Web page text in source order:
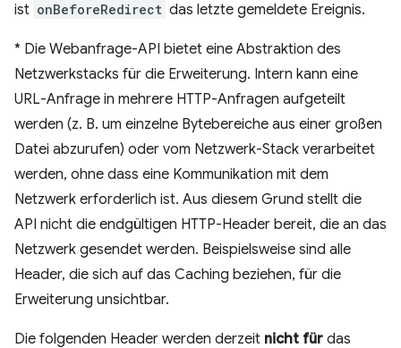
ist onBeforeRedirect das letzte gemeldete Ereignis.
* Die Webanfrage-API bietet eine Abstraktion des
Netzwerkstacks für die Erweiterung. Intern kann eine
URL-Anfrage in mehrere HTTP-Anfragen aufgeteilt
werden (z. B. um einzelne Bytebereiche aus einer großen
Datei abzurufen) oder vom Netzwerk-Stack verarbeitet
werden, ohne dass eine Kommunikation mit dem
Netzwerk erforderlich ist. Aus diesem Grund stellt die
API nicht die endgültigen HTTP-Header bereit, die an das
Netzwerk gesendet werden. Beispielsweise sind alle
Header, die sich auf das Caching beziehen, für die
Erweiterung unsichtbar.
Die folgenden Header werden derzeit nicht für das